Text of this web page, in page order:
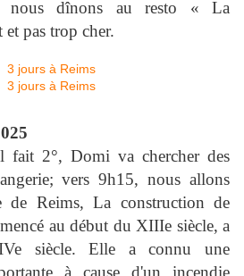
nous dînons au resto « La
pas trop cher.
fait 2°, Domi va chercher des
vers 9h15, nous allons
de Reims, La construction de
au début du XIIIe siècle, a
siècle. Elle a connu une
à cause d'un incendie